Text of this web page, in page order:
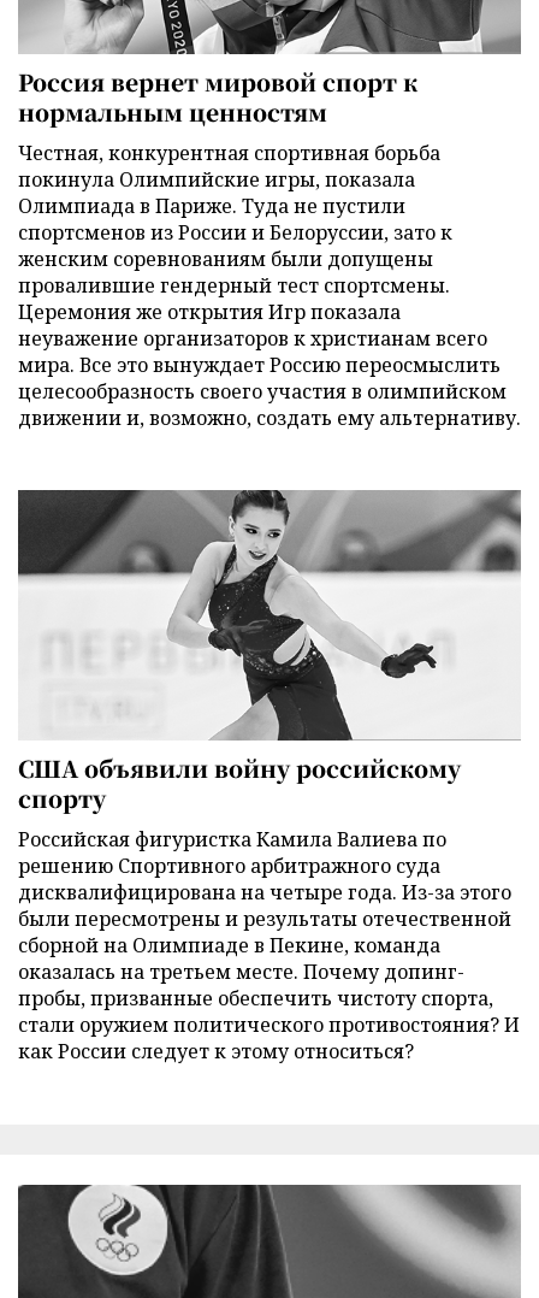
Россия вернет мировой спорт к
нормальным ценностям
Честная, конкурентная спортивная борьба
покинула Олимпийские игры, показала
Олимпиада в Париже. Туда не пустили
спортсменов из России и Белоруссии, зато к
женским соревнованиям были допущены
провалившие гендерный тест спортсмены.
Церемония же открытия Игр показала
неуважение организаторов к христианам всего
мира. Все это вынуждает Россию переосмыслить
целесообразность своего участия в олимпийском
движении и, возможно, создать ему альтернативу.
США объявили войну российскому
спорту
Российская фигуристка Камила Валиева по
решению Спортивного арбитражного суда
дисквалифицирована на четыре года. Из-за этого
были пересмотрены и результаты отечественной
сборной на Олимпиаде в Пекине, команда
оказалась на третьем месте. Почему допинг-
пробы, призванные обеспечить чистоту спорта,
стали оружием политического противостояния? И
как России следует к этому относиться?